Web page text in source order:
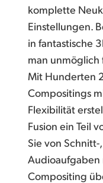
komplette
Einstellungen.
in fantastische
man
Mit Hunderten
Compositings
Flexibilität
Fusion ein Teil
Sie von
Audioaufgaben
Compositing